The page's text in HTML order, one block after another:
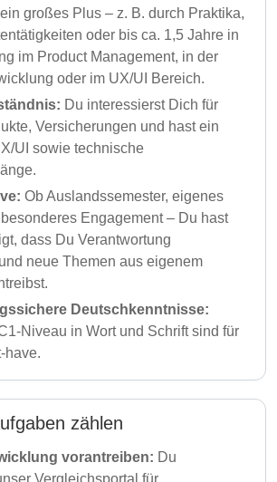
großes Plus – z. B. durch Praktika,
oder bis ca. 1,5 Jahre in
im Product Management, in der
oder im UX/UI Bereich.
Du interessierst Dich für
Versicherungen und hast ein
UI sowie technische
Ob Auslandssemester, eigenes
Engagement – Du hast
dass Du Verantwortung
neue Themen aus eigenem
Deutschkenntnisse:
Niveau in Wort und Schrift sind für
have.
zählen
vorantreiben: Du
Vergleichsportal für